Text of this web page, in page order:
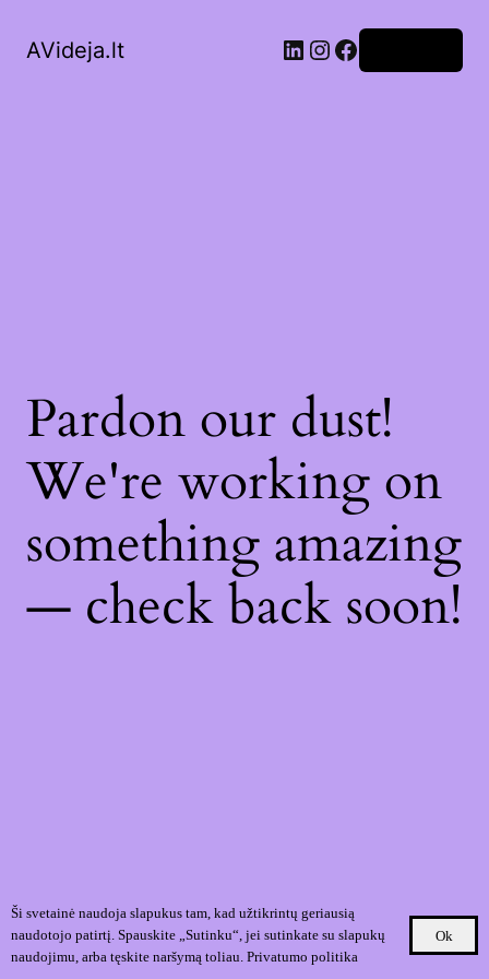
AVideja.lt LinkedIn
Instagram
Facebook
Pardon our dust!
We're working on
something amazing
— check back soon!
Ši svetainė naudoja slapukus tam, kad užtikrintų geriausią
naudotojo patirtį. Spauskite „Sutinku“, jei sutinkate su slapukų
naudojimu, arba tęskite naršymą toliau. Privatumo politika
Ok